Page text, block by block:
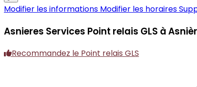
Modifier les informations Modifier les horaires
Asnieres Services Point relais GLS à
Recommandez le Point relais GLS